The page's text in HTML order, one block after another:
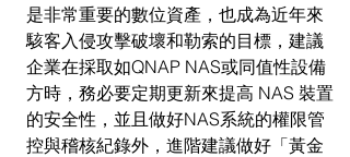
是非常重要的數位資產，也成為近年來
駭客入侵攻擊破壞和勒索的目標，建議
企業在採取如QNAP NAS或同值性設備
方時，務必要定期更新來提高 NAS 裝置
的安全性，並且做好NAS系統的權限管
控與稽核紀錄外，進階建議做好「黃金